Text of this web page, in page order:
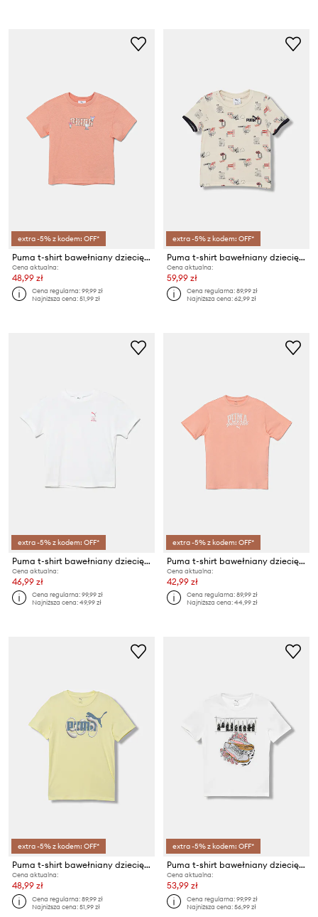
extra -5% z kodem: OFF*
Puma t-shirt bawełniany dziecięcy HELLO KITTY & FRIENDS Relaxed Graphic Tee
Cena aktualna:
48,99 zł
Cena regularna:99,99 zł
Najniższa cena:51,99 zł
extra -5% z kodem: OFF*
Puma t-shirt bawełniany dziecięcy LITTLE RUNNERS AOP Tee PS
Cena aktualna:
59,99 zł
Cena regularna:89,99 zł
Najniższa cena:62,99 zł
extra -5% z kodem: OFF*
Puma t-shirt bawełniany dziecięcy HELLO KITTY & FRIENDS Relaxed Graphic Tee
Cena aktualna:
46,99 zł
Cena regularna:99,99 zł
Najniższa cena:49,99 zł
extra -5% z kodem: OFF*
Puma t-shirt bawełniany dziecięcy CLASS Tee II G
Cena aktualna:
42,99 zł
Cena regularna:89,99 zł
Najniższa cena:44,99 zł
extra -5% z kodem: OFF*
Puma t-shirt bawełniany dziecięcy GRAPHIC No. 1 Logo Tee G
Cena aktualna:
48,99 zł
Cena regularna:89,99 zł
Najniższa cena:51,99 zł
extra -5% z kodem: OFF*
Puma t-shirt bawełniany dziecięcy GRAPHIC Sneaker Tee G
Cena aktualna:
53,99 zł
Cena regularna:99,99 zł
Najniższa cena:56,99 zł